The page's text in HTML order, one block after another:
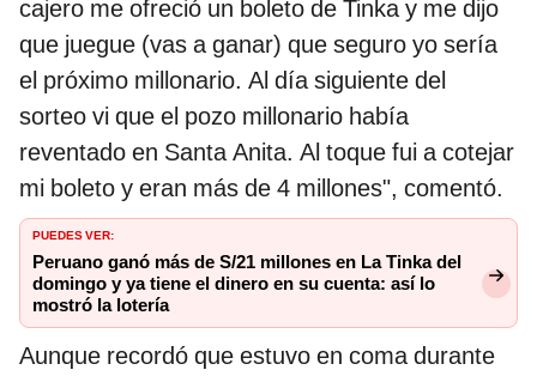
cajero me ofreció un boleto de Tinka y me dijo
que juegue (vas a ganar) que seguro yo sería
el próximo millonario. Al día siguiente del
sorteo vi que el pozo millonario había
reventado en Santa Anita. Al toque fui a cotejar
mi boleto y eran más de 4 millones", comentó.
PUEDES VER:
Peruano ganó más de S/21 millones en La Tinka del
domingo y ya tiene el dinero en su cuenta: así lo
mostró la lotería
Aunque recordó que estuvo en coma durante